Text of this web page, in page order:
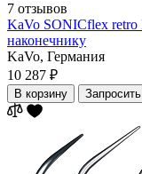
7 отзывов
KaVo SONICflex retro
наконечнику
KaVo, Германия
10 287 ₽
В корзину